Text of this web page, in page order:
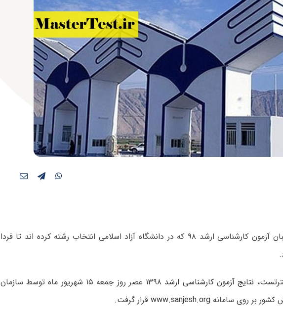
کارنامه داوطلبان آزمون کارشناسی ارشد ۹۸ که در دانشگاه آزاد اسلامی انتخاب رشته کرده اند تا فردا
نتایج آزمون کارشناسی ارشد ۱۳۹۸
عصر روز جمعه ۱۵ شهریور ماه توسط سازمان
بر روی سامانه www.sanjesh.orgقرار گرفت.